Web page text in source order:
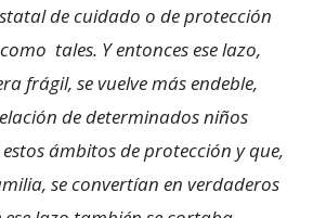
de cuidado o de protección
tales. Y entonces ese lazo,
frágil, se vuelve más endeble,
de determinados niños
ámbitos de protección y que,
se convertían en verdaderos